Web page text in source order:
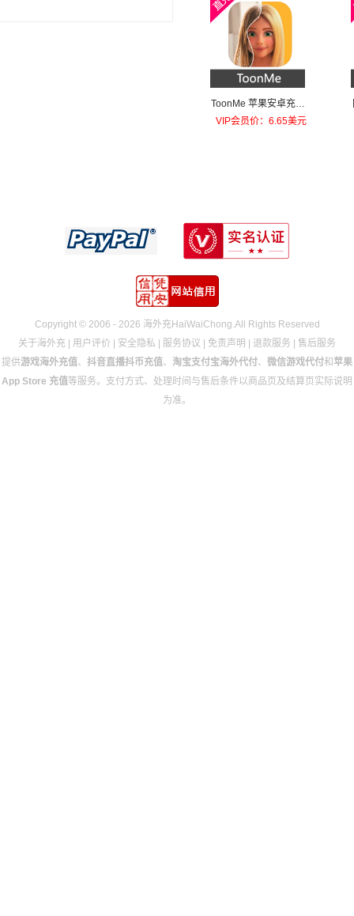
ToonMe 苹果安卓充值T
oonMe PRO
VIP会员价：6.65美元
Copyright © 2006 - 2026 海外充HaiWaiChong.All Rights Reserved
关于海外充 | 用户评价 | 安全隐私 | 服务协议 | 免责声明 | 退款服务 | 售后服务
提供游戏海外充值、 抖音直播抖币充值、 淘宝支付宝海外代付、 微信游戏代付和 苹果
App Store 充值等服务。支付方式、处理时间与售后条件以商品页及结算页实际说明
为准。